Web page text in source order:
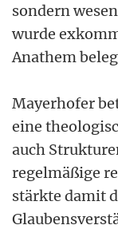
sondern
wurde
Anathem
Mayerhofer
eine
auch
regelmäßige
stärkte damit